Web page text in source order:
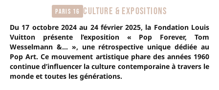
Paris 16 CULTURE & EXPOSITIONS
Du 17 octobre 2024 au 24 février 2025, la Fondation Louis
Vuitton présente l’exposition « Pop Forever, Tom
Wesselmann &… », une rétrospective unique dédiée au
Pop Art. Ce mouvement artistique phare des années 1960
continue d’influencer la culture contemporaine à travers le
monde et toutes les générations.